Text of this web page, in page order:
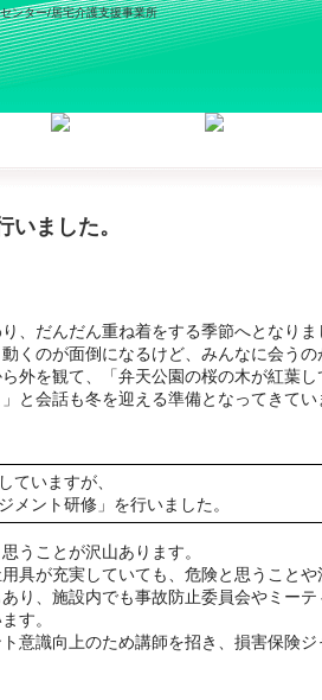
ンター/居宅介護支援事業所
いました。
、だんだん重ね着をする季節へとなりま
くのが面倒になるけど、みんなに会う
外を観て、「弁天公園の桜の木が紅葉し
と会話も冬を迎える準備となってきてい
ていますが、
メント研修」を行いました。
うことが沢山あります。
具が充実していても、危険と思うことや
り、施設内でも事故防止委員会やミーテ
す。
意識向上のため講師を招き、損害保険ジ